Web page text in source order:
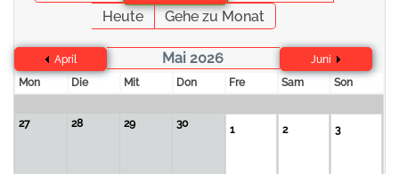
Heute
Gehe zu Monat
April Mai 2026
Juni
Mon
Die Mit Don Fre Sam Son
27 28 29 30 1 2 3